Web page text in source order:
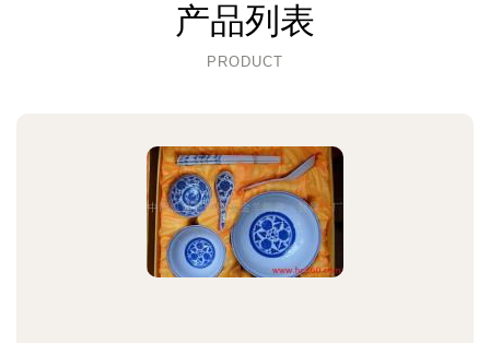
产品列表
PRODUCT